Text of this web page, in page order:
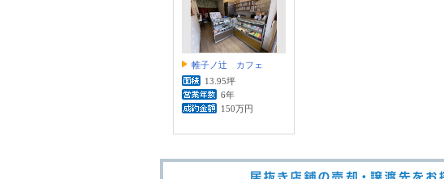
帷子ノ辻 カフェ
13.95坪
6年
150万円